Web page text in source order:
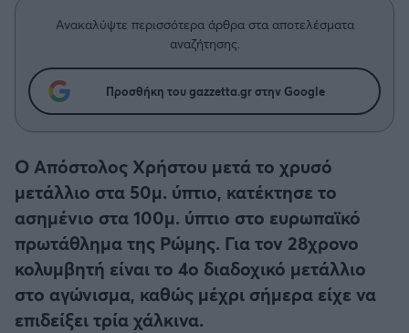
Άρης
Βόλος
Ατρόμητος Αθηνών
Κηφισιά
Αστέρας Τρίπολης
Μεγάλη μου Αγάπη
Μια Ιστορία από την Πόλη
Ανακαλύψτε περισσότερα άρθρα στα αποτελέσματα
αναζήτησης.
Προσθήκη του gazzetta.gr στην Google
Ο Απόστολος Χρήστου μετά το χρυσό
μετάλλιο στα 50μ. ύπτιο, κατέκτησε το
ασημένιο στα 100μ. ύπτιο στο ευρωπαϊκό
πρωτάθλημα της Ρώμης. Για τον 28χρονο
κολυμβητή είναι το 4ο διαδοχικό μετάλλιο
στο αγώνισμα, καθώς μέχρι σήμερα είχε να
επιδείξει τρία χάλκινα.